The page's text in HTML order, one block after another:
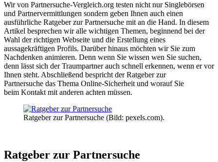
Wir von Partnersuche-Vergleich.org testen nicht nur Singlebörsen
und Partnervermittlungen sondern geben Ihnen auch einen
ausführliche Ratgeber zur Partnersuche mit an die Hand. In diesem
Artikel besprechen wir alle wichtigen Themen, beginnend bei der
Wahl der richtigen Webseite und die Erstellung eines
aussagekräftigen Profils. Darüber hinaus möchten wir Sie zum
Nachdenken animieren. Denn wenn Sie wissen wen Sie suchen,
denn lässt sich der Traumpartner auch schnell erkennen, wenn er vor
Ihnen steht. Abschließend bespricht der Ratgeber zur
Partnersuche das Thema Online-Sicherheit und worauf Sie
beim Kontakt mit anderen achten müssen.
Ratgeber zur Partnersuche (Bild: pexels.com).
Ratgeber zur Partnersuche